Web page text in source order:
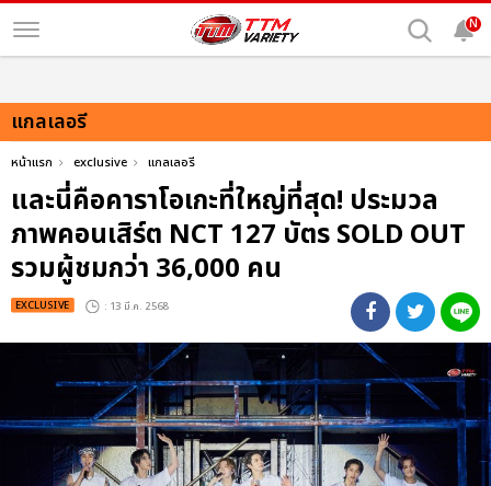
N
แกลเลอรี
หน้าแรก exclusive แกลเลอรี
และนี่คือคาราโอเกะที่ใหญ่ที่สุด! ประมวล
ภาพคอนเสิร์ต NCT 127 บัตร SOLD OUT
รวมผู้ชมกว่า 36,000 คน
EXCLUSIVE : 13 มี.ค. 2568